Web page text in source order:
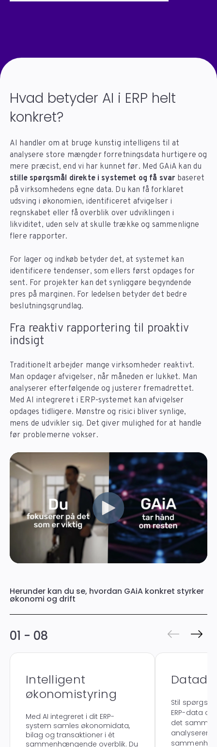
Hvad betyder AI i ERP helt
konkret?
AI handler om at bruge kunstig intelligens til at
analysere store mængder forretningsdata hurtigere og
mere præcist, end vi har kunnet før. Med GAiA kan du
stille spørgsmål direkte i systemet og få svar baseret
på virksomhedens egne data. Du kan få forklaret
udsving i økonomien, identificeret afvigelser i
regnskabet eller få overblik over udviklingen i
likviditet, uden selv at skulle trække og sammenligne
flere rapporter.
For lager og indkøb betyder det, at systemet kan
identificere tendenser, som ellers først opdages for
sent. For projekter kan det synliggøre begyndende
pres på marginen. For ledelsen betyder det bedre
beslutningsgrundlag.
Fra reaktiv rapportering til proaktiv
indsigt
Traditionelt arbejder mange virksomheder reaktivt.
Man opdager afvigelser, når måneden er lukket. Man
analyserer efterfølgende og justerer fremadrettet.
Med AI integreret i ERP-systemet kan afvigelser
opdages tidligere. Mønstre og risici bliver synlige,
mens de udvikler sig. Det giver mulighed for at handle
før problemerne vokser.
Herunder kan du se, hvordan GAiA konkret styrker
økonomi og drift
01 - 08
Intelligent
økonomistyring
Med AI integreret i dit ERP-
system samles økonomidata,
bilag og transaktioner i ét
sammenhængende overblik. Du
Stil
ERP-data
det
analyserer